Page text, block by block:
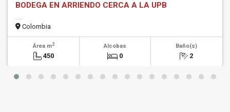
BODEGA EN ARRIENDO CERCA A LA UPB
Colombia
Área m2
450
Alcobas
0
Baño(s)
2